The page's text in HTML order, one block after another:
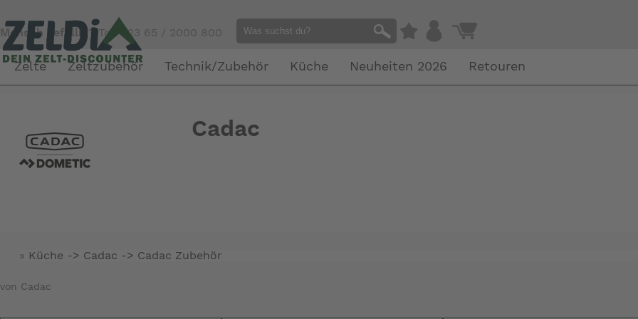
Mensch gefällig? Tel. 023 65 / 2000 800
Zelte Zeltzubehör Technik/Zubehör Küche Neuheiten 2026 Retouren
Cadac
» Küche -> Cadac -> Cadac Zubehör
von Cadac